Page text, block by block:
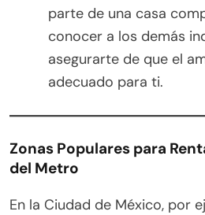
parte de una casa
conocer a los demás
asegurarte de que el
adecuado para ti.
Zonas Populares para
del Metro
En la Ciudad de México, por